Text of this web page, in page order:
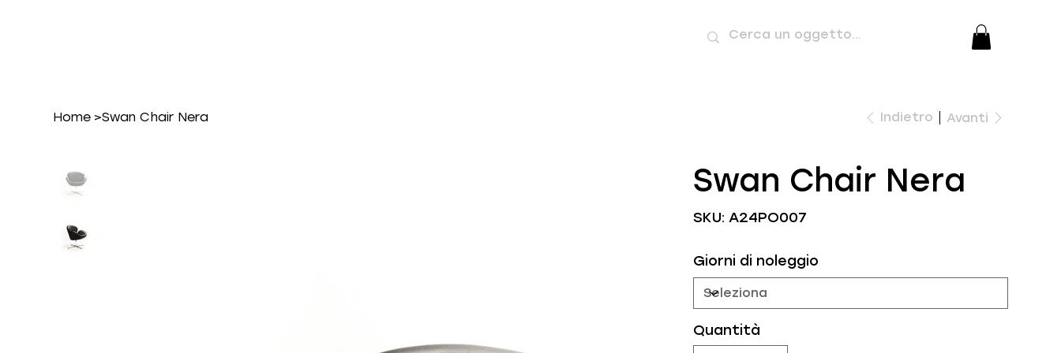
Home >Swan Chair Nera Indietro Avanti
Swan Chair Nera
SKU:
SKU
A24PO007
A24PO007
Giorni di noleggio
Quantità